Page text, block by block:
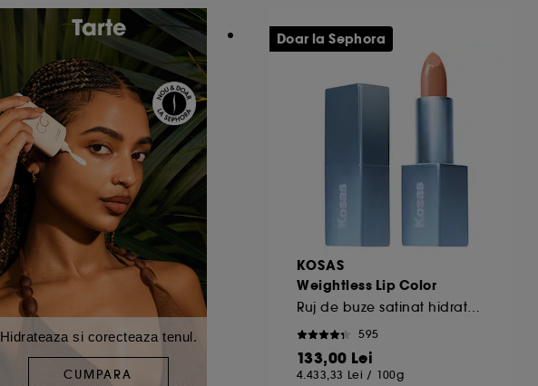
Hidrateaza si corecteaza tenul.
CUMPARA
KOSAS
Weightless Lip Color
595
133,00 Lei
4.433,33 Lei / 100g
Doar la Sephora